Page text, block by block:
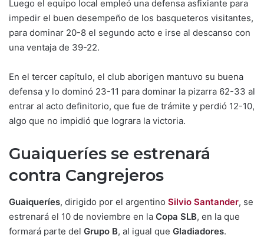
Luego el equipo local empleó una defensa asfixiante para
impedir el buen desempeño de los basqueteros visitantes,
para dominar 20-8 el segundo acto e irse al descanso con
una ventaja de 39-22.
En el tercer capítulo, el club aborigen mantuvo su buena
defensa y lo dominó 23-11 para dominar la pizarra 62-33 al
entrar al acto definitorio, que fue de trámite y perdió 12-10,
algo que no impidió que lograra la victoria.
Guaiqueríes se estrenará
contra Cangrejeros
Guaiqueríes, dirigido por el argentino Silvio Santander, se
estrenará el 10 de noviembre en la Copa SLB, en la que
formará parte del Grupo B, al igual que Gladiadores.